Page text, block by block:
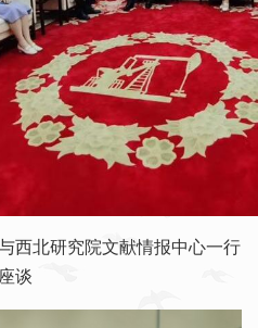
西北研究院文献情报中心一行
座谈